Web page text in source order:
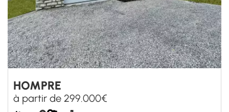
SAINT-LÉGER
à partir de 370.000€
3 1
+ D'INFORMATIONS SUR CE BIEN